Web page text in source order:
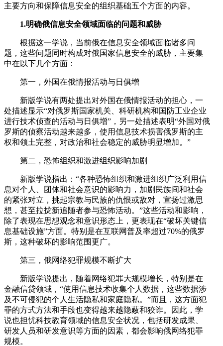
主要方向和保障信息安全的组织基础五个方面的内容。
1.明确俄信息安全领域面临的问题和威胁
根据这一学说，当前俄在信息安全领域面临诸多问
题，这些问题同时构成对俄国家信息安全的威胁，主要集
中在以下几个方面：
第一，外国在俄情报活动与日俱增
新版学说有两处提出对外国在俄情报活动的担心，一
处描述显示“对俄罗斯国家机关、科研机构和国防工业企业
进行技术侦查的活动与日俱增”，另一处描述表明“外国对俄
罗斯的侦察活动越来越多，使用信息技术损害俄罗斯的主
权和领土完整，对政治和社会稳定的威胁明显增加。”
第二，恐怖组织和激进组织影响加剧
新版学说指出：“各种恐怖组织和激进组织广泛利用信
息对个人、团体和社会意识的影响力，加剧民族间和社会
的紧张对立，挑起宗教与民族的仇恨或敌对，宣扬过激思
想，甚至拉拢新追随者参与恐怖活动。”这些活动和影响，
除了表现在思想观念和意识形态上，更表现在“破坏关键信
息基础设施”方面。特别是在互联网普及率超过70%的俄罗
斯，这种破坏的影响范围更广。
第三，俄网络犯罪规模不断扩大
新版学说提出，随着网络犯罪大规模增长，特别是在
金融信贷领域，“使用信息技术收集个人数据，这些数据涉
及不可侵犯的个人生活隐私和家庭隐私。”而且，这方面犯
罪的方式方法和手段也变得越来越隐蔽和狡诈。因此，学
说也担忧科技教育领域的信息安全状况，包括研发成果、
研发人员和研发意识等方面的因素，都会影响俄网络犯罪
规模。